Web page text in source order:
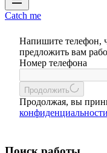
Catch me
Напишите телефон,
предложить вам
Номер телефона
Продолжить
Продолжая, вы
конфиденциальности